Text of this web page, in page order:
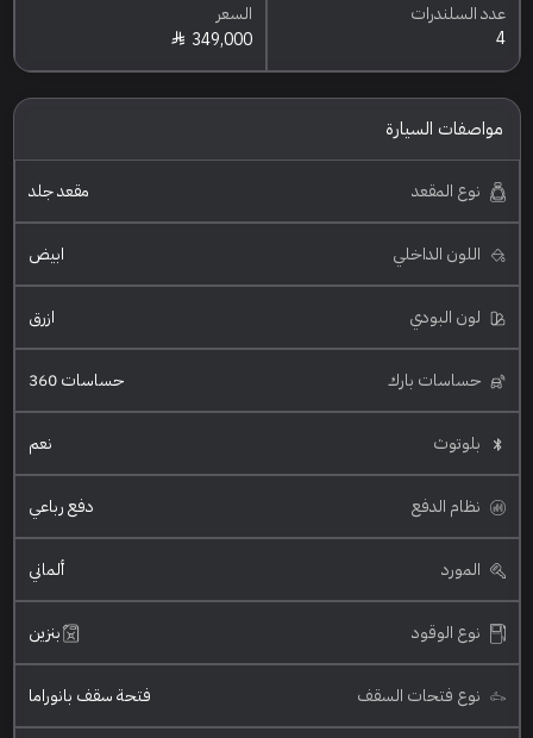
عدد السلندرات
4
السعر
349,000
مواصفات السيارة
نوع المقعد مقعد جلد
اللون الداخلي ابيض
لون البودي ازرق
حساسات بارك حساسات 360
بلوتوث نعم
نظام الدفع دفع رباعي
المورد ألماني
نوع الوقود بنزين
نوع فتحات السقف فتحة سقف بانوراما